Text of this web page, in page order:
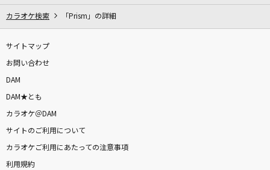
カラオケ検索 「Prism」の詳細
サイトマップ
お問い合わせ
DAM
DAM★とも
カラオケ＠DAM
サイトのご利用について
カラオケご利用にあたっての注意事項
利用規約